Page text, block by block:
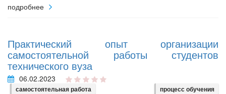
подробнее
Практический опыт организации
самостоятельной работы студентов
технического вуза
06.02.2023
самостоятельная работа
процесс обучения